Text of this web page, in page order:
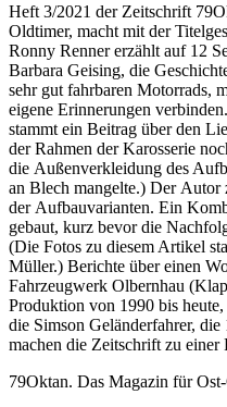
Heft 3/2021 der Zeitschrift
Oldtimer, macht mit der
Ronny Renner erzählt auf 12
Barbara Geising, die
sehr gut fahrbaren Motorrads,
eigene Erinnerungen
stammt ein Beitrag über den
der Rahmen der Karosserie
die Außenverkleidung des
an Blech mangelte.) Der Autor
der Aufbauvarianten. Ein
gebaut, kurz bevor die
(Die Fotos zu diesem Artikel
Müller.) Berichte über einen
Fahrzeugwerk Olbernhau
Produktion von 1990 bis
die Simson Geländerfahrer,
machen die Zeitschrift zu einer
79Oktan. Das Magazin für